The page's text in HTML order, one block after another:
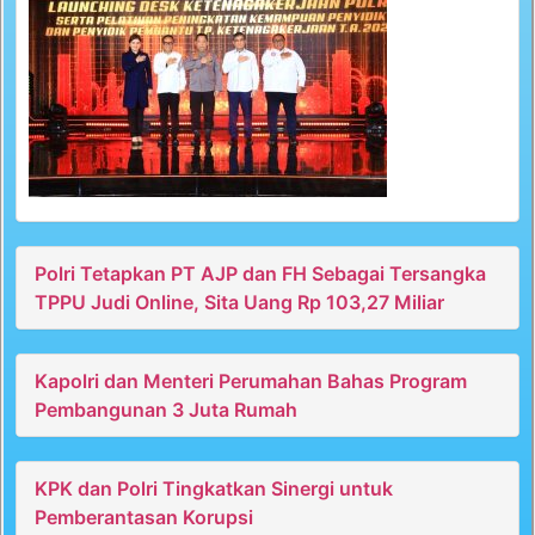
Polri Tetapkan PT AJP dan FH Sebagai Tersangka
TPPU Judi Online, Sita Uang Rp 103,27 Miliar
Kapolri dan Menteri Perumahan Bahas Program
Pembangunan 3 Juta Rumah
KPK dan Polri Tingkatkan Sinergi untuk
Pemberantasan Korupsi